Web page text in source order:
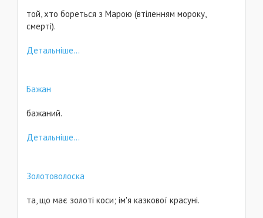
той, хто бореться з Марою (втіленням мороку,
смерті).
Детальніше...
Бажан
бажаний.
Детальніше...
Золотоволоска
та, що має золоті коси; ім'я казкової красуні.